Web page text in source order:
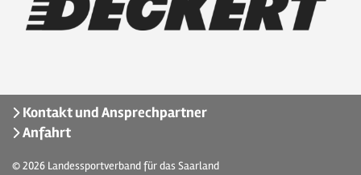
Kontakt und Ansprechpartner
Anfahrt
© 2026 Landessportverband für das Saarland